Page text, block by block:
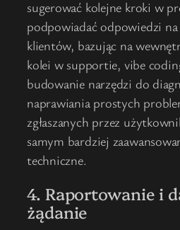
sugerować kolejne kroki w
podpowiadać odpowiedzi
klientów, bazując na
kolei w supportie, vibe
budowanie narzędzi do
naprawiania prostych
zgłaszanych przez
samym bardziej
techniczne.
4. Raportowanie i
żądanie